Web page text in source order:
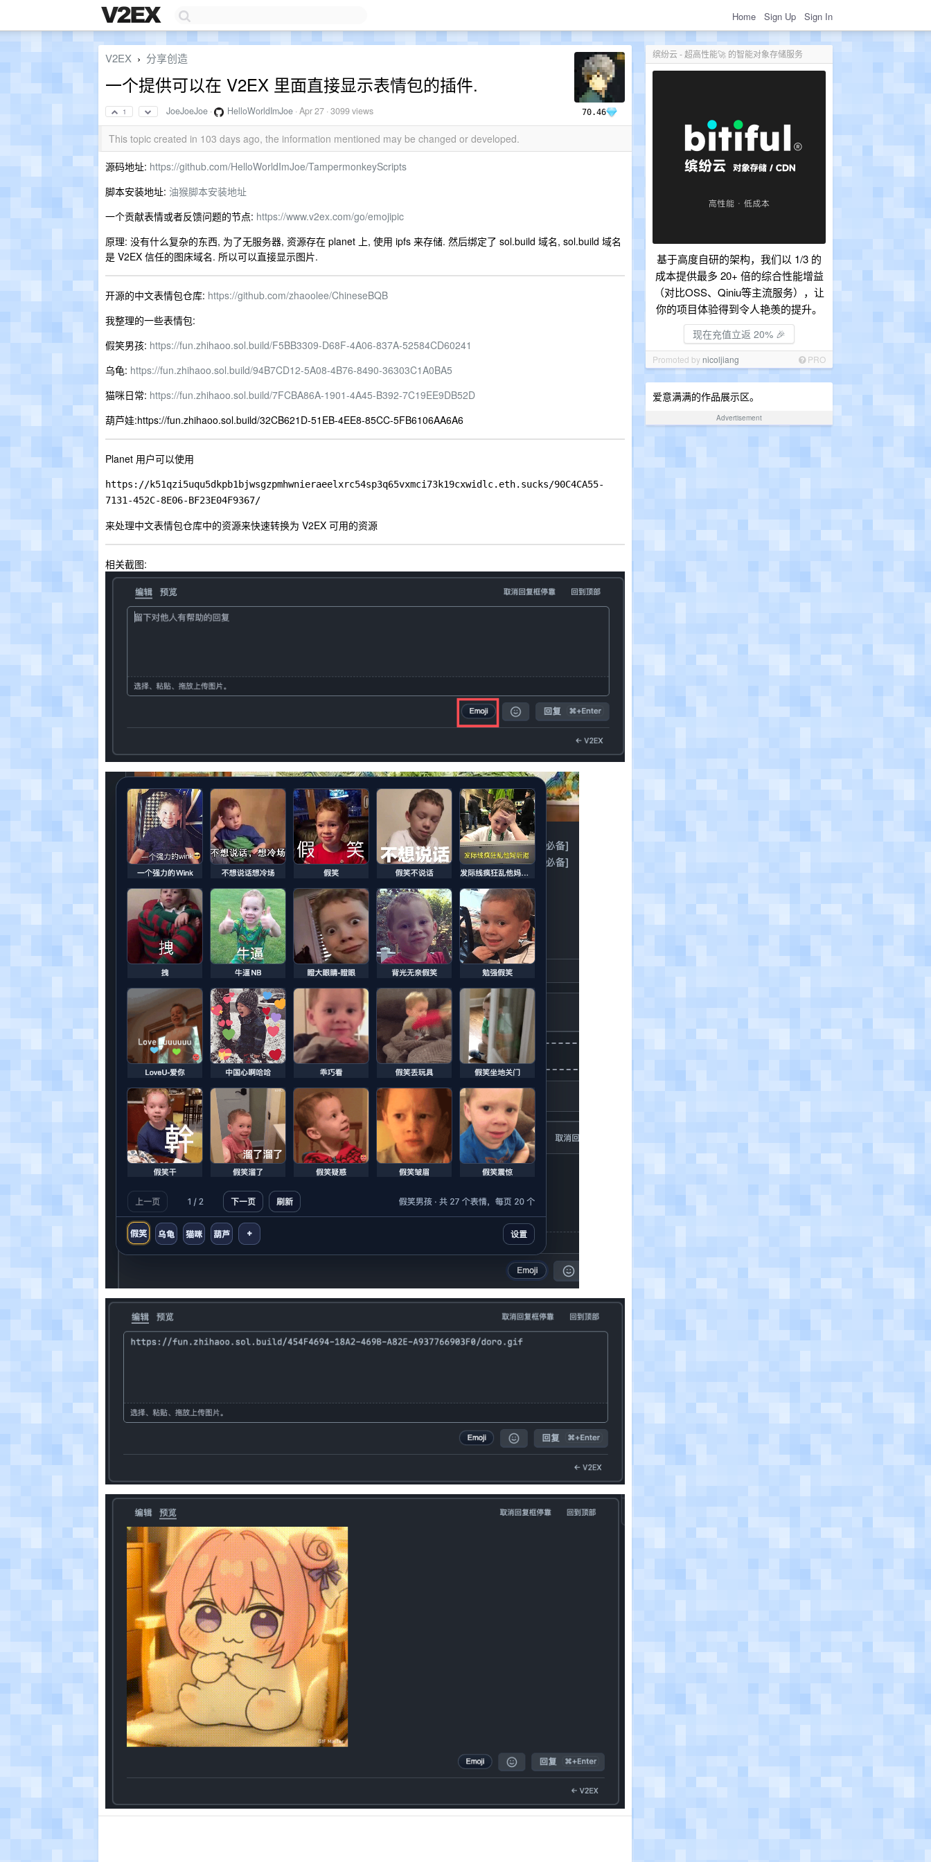
Home Sign Up Sign In
缤纷云 - 超高性能🚀 的智能对象存储服务
基于高度自研的架构，我们以 1/3 的
成本提供最多 20+ 倍的综合性能增益
（对比OSS、Qiniu等主流服务），让
你的项目体验得到令人艳羡的提升。
现在充值立返 20% 🎉
Promoted by nicoljiang PRO
爱意满满的作品展示区。
Advertisement
70.46
V2EX › 分享创造
一个提供可以在 V2EX 里面直接显示表情包的插件.
1 JoeJoeJoe · HelloWorldImJoe ·Apr 27 · 3099 views
This topic created in 103 days ago, the information mentioned may be changed or developed.
源码地址: https://github.com/HelloWorldImJoe/TampermonkeyScripts
脚本安装地址: 油猴脚本安装地址
一个贡献表情或者反馈问题的节点: https://www.v2ex.com/go/emojipic
原理: 没有什么复杂的东西, 为了无服务器, 资源存在 planet 上, 使用 ipfs 来存储. 然后绑定了 sol.build 域名, sol.build 域名
是 V2EX 信任的图床域名. 所以可以直接显示图片.
开源的中文表情包仓库: https://github.com/zhaoolee/ChineseBQB
我整理的一些表情包:
假笑男孩: https://fun.zhihaoo.sol.build/F5BB3309-D68F-4A06-837A-52584CD60241
乌龟: https://fun.zhihaoo.sol.build/94B7CD12-5A08-4B76-8490-36303C1A0BA5
猫咪日常: https://fun.zhihaoo.sol.build/7FCBA86A-1901-4A45-B392-7C19EE9DB52D
葫芦娃:https://fun.zhihaoo.sol.build/32CB621D-51EB-4EE8-85CC-5FB6106AA6A6
Planet 用户可以使用
https://k51qzi5uqu5dkpb1bjwsgzpmhwnieraeelxrc54sp3q65vxmci73k19cxwidlc.eth.sucks/90C4CA55-
7131-452C-8E06-BF23E04F9367/
来处理中文表情包仓库中的资源来快速转换为 V2EX 可用的资源
相关截图: